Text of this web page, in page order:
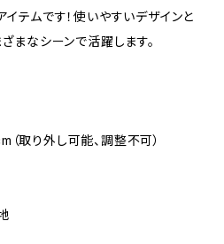
テムです！使いやすいデザインと
まなシーンで活躍します。
取り外し可能、調整不可）